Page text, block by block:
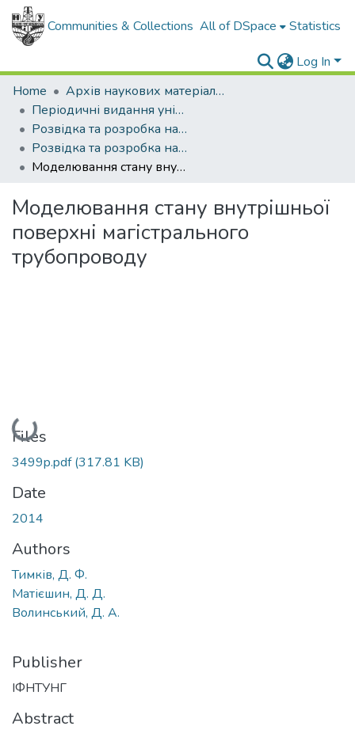
Communities & Collections All of DSpace Statistics
Log In
Home
Архів наукових матеріалів
Періодичні видання університету
Розвідка та розробка нафтових і газових родовищ
Розвідка та розробка нафтових і газових родовищ - 2014 - №2
Моделювання стану внутрішньої поверхні магістрального трубопроводу
Моделювання стану внутрішньої
поверхні магістрального
трубопроводу
Loading...
Files
3499p.pdf(317.81 KB)
Date
2014
Authors
Тимків, Д. Ф.
Матієшин, Д. Д.
Волинський, Д. А.
Publisher
ІФНТУНГ
Abstract